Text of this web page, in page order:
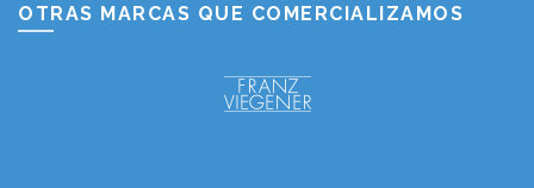
OTRAS MARCAS QUE COMERCIALIZAMOS